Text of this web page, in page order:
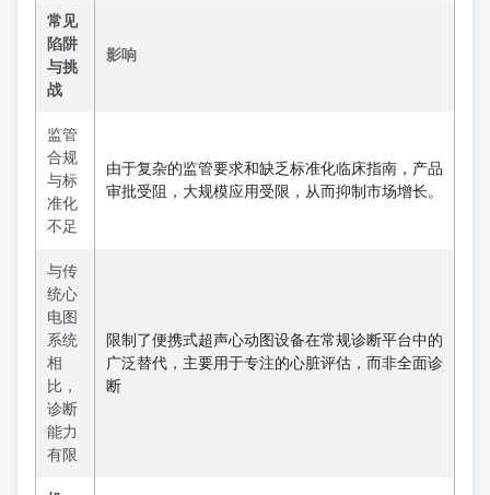
常见
陷阱
与挑
战
影响
监管
合规
与标
准化
不足
由于复杂的监管要求和缺乏标准化临床指南，产品
审批受阻，大规模应用受限，从而抑制市场增长。
与传
统心
电图
系统
相
比，
诊断
能力
有限
限制了便携式超声心动图设备在常规诊断平台中的
广泛替代，主要用于专注的心脏评估，而非全面诊
断